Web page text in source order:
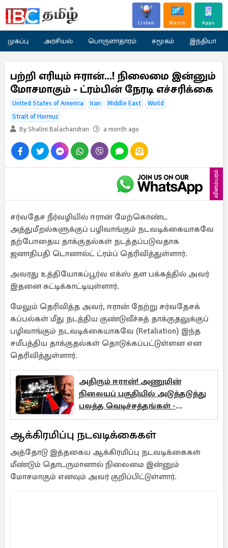
Listen Watch Apps
முகப்பு அரசியல் பொருளாதாரம் சமூகம் இந்தியா
பற்றி எரியும் ஈரான்...! நிலைமை இன்னும்
மோசமாகும் - ட்ரம்பின் நேரடி எச்சரிக்கை
United States of America Iran Middle East
World
Strait of Hormuz
By Shalini Balachandran
a month ago
விளம்பரம்
சர்வதேச நீர்வழியில் ஈரான் மேற்கொண்ட
அத்துமீறல்களுக்குப் பழிவாங்கும் நடவடிக்கையாகவே
தற்போதைய தாக்குதல்கள் நடத்தப்படுவதாக
ஜனாதிபதி டொனால்ட் ட்ரம்ப் தெரிவித்துள்ளார்.
அவரது உத்தியோகப்பூர்வ எக்ஸ் தள பக்கத்தில் அவர்
இதனை சுட்டிக்காட்டியுள்ளார்.
மேலும் தெரிவித்த அவர், ஈரான் நேற்று சர்வதேசக்
கப்பல்கள் மீது நடத்திய குண்டுவீச்சுத் தாக்குதலுக்குப்
பழிவாங்கும் நடவடிக்கையாகவே (Retaliation) இந்த
சமீபத்திய தாக்குதல்கள் தொடுக்கப்பட்டுள்ளன என
தெரிவித்துள்ளார்.
அதிரும் ஈரான்! அணுமின்
நிலையப் பகுதியில் அடுத்தடுத்து
பலத்த வெடிச்சத்தங்கள் -
அமெரிக்கா தீவிர தாக்குதல்
ஆக்கிரமிப்பு நடவடிக்கைகள்
அத்தோடு இத்தகைய ஆக்கிரமிப்பு நடவடிக்கைகள்
மீண்டும் தொடருமானால் நிலைமை இன்னும்
மோசமாகும் எனவும் அவர் குறிப்பிட்டுள்ளார்.